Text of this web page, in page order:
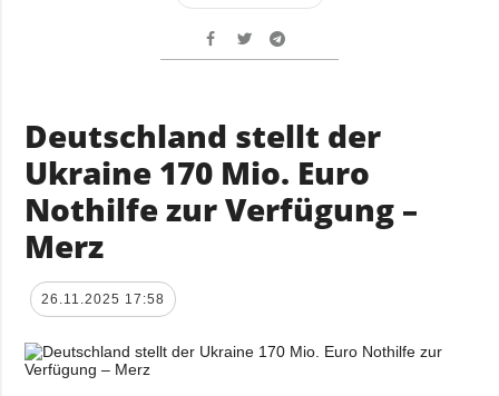
Deutschland stellt der
Ukraine 170 Mio. Euro
Nothilfe zur Verfügung –
Merz
26.11.2025 17:58